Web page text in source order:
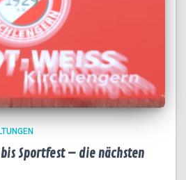
Sportfest – die nächsten